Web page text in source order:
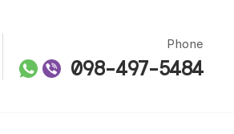
Phone
098-497-5484